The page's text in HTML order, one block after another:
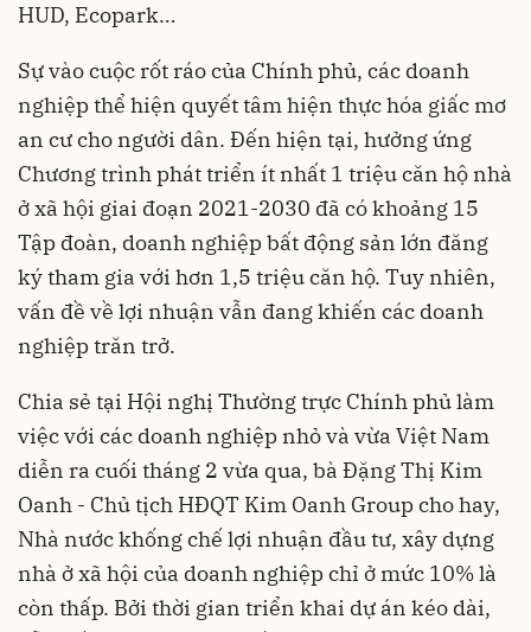
HUD, Ecopark…
Sự vào cuộc rốt ráo của Chính phủ, các doanh
nghiệp thể hiện quyết tâm hiện thực hóa giấc mơ
an cư cho người dân. Đến hiện tại, hưởng ứng
Chương trình phát triển ít nhất 1 triệu căn hộ nhà
ở xã hội giai đoạn 2021-2030 đã có khoảng 15
Tập đoàn, doanh nghiệp bất động sản lớn đăng
ký tham gia với hơn 1,5 triệu căn hộ. Tuy nhiên,
vấn đề về lợi nhuận vẫn đang khiến các doanh
nghiệp trăn trở.
Chia sẻ tại Hội nghị Thường trực Chính phủ làm
việc với các doanh nghiệp nhỏ và vừa Việt Nam
diễn ra cuối tháng 2 vừa qua, bà Đặng Thị Kim
Oanh - Chủ tịch HĐQT Kim Oanh Group cho hay,
Nhà nước khống chế lợi nhuận đầu tư, xây dựng
nhà ở xã hội của doanh nghiệp chỉ ở mức 10% là
còn thấp. Bởi thời gian triển khai dự án kéo dài,